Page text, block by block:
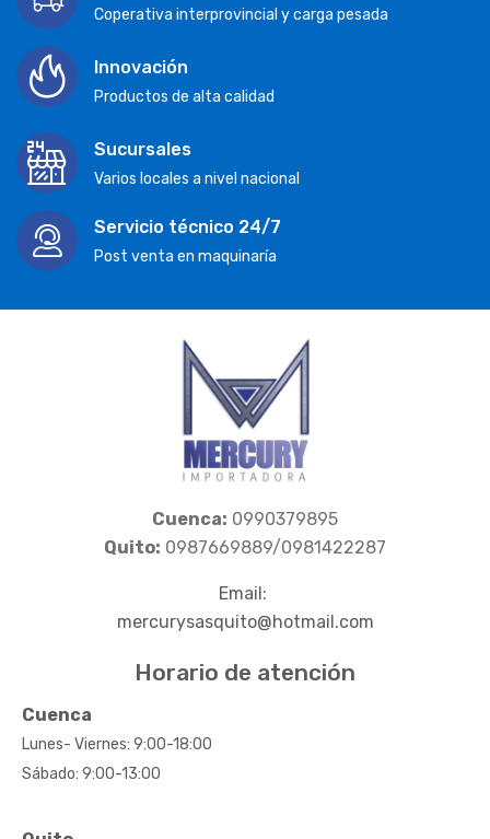
Coperativa interprovincial y carga pesada
Innovación
Productos de alta calidad
Sucursales
Varios locales a nivel nacional
Servicio técnico 24/7
Post venta en maquinaría
Cuenca: 0990379895
Quito: 0987669889/0981422287
Email:
mercurysasquito@hotmail.com
Horario de atención
Cuenca
Lunes- Viernes: 9:00-18:00
Sábado: 9:00-13:00